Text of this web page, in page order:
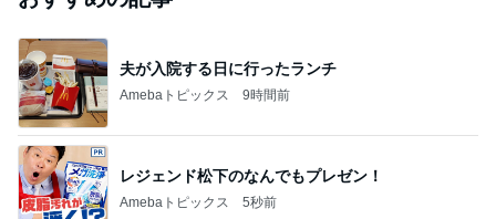
夫が入院する日に行ったランチ
Amebaトピックス 9時間前
レジェンド松下のなんでもプレゼン！
Amebaトピックス 5秒前